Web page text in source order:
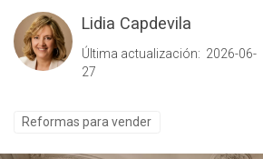
Lidia Capdevila
Última actualización: 2026-06-
27
Reformas para vender